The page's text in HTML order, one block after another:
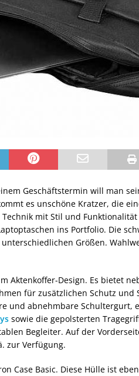
Geschäftstermin will man
es unschöne Kratzer, die
mit Stil und
ins Portfolio. Die
Größen.
Aktenkoffer-Design. Es bietet
für zusätzlichen Schutz und
und abnehmbare Schultergurt,
sowie die gepolsterten
Begleiter. Auf der
zur Verfügung.
Case Basic. Diese Hülle ist